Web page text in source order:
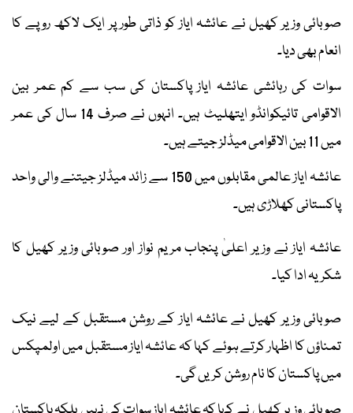
صوبائی وزیر کھیل نے عائشہ ایاز کو ذاتی طور پر ایک لاکھ روپے کا
انعام بھی دیا۔
سوات کی رہائشی عائشہ ایاز پاکستان کی سب سے کم عمر بین
الاقوامی تائیکوانڈو ایتھلیٹ ہیں۔ انہوں نے صرف 14 سال کی عمر
میں 11 بین الاقوامی میڈلز جیتے ہیں۔
عائشہ ایاز عالمی مقابلوں میں 150 سے زائد میڈلز جیتنے والی واحد
پاکستانی کھلاڑی ہیں۔
عائشہ ایاز نے وزیر اعلیٰ پنجاب مریم نواز اور صوبائی وزیر کھیل کا
شکریہ ادا کیا۔
صوبائی وزیر کھیل نے عائشہ ایاز کے روشن مستقبل کے لیے نیک
تمناؤں کا اظہار کرتے ہوئے کہا کہ عائشہ ایاز مستقبل میں اولمپکس
میں پاکستان کا نام روشن کریں گی۔